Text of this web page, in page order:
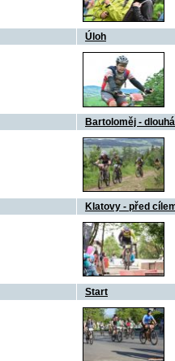
Úloh
Bartoloměj -
Klatovy - před
Start